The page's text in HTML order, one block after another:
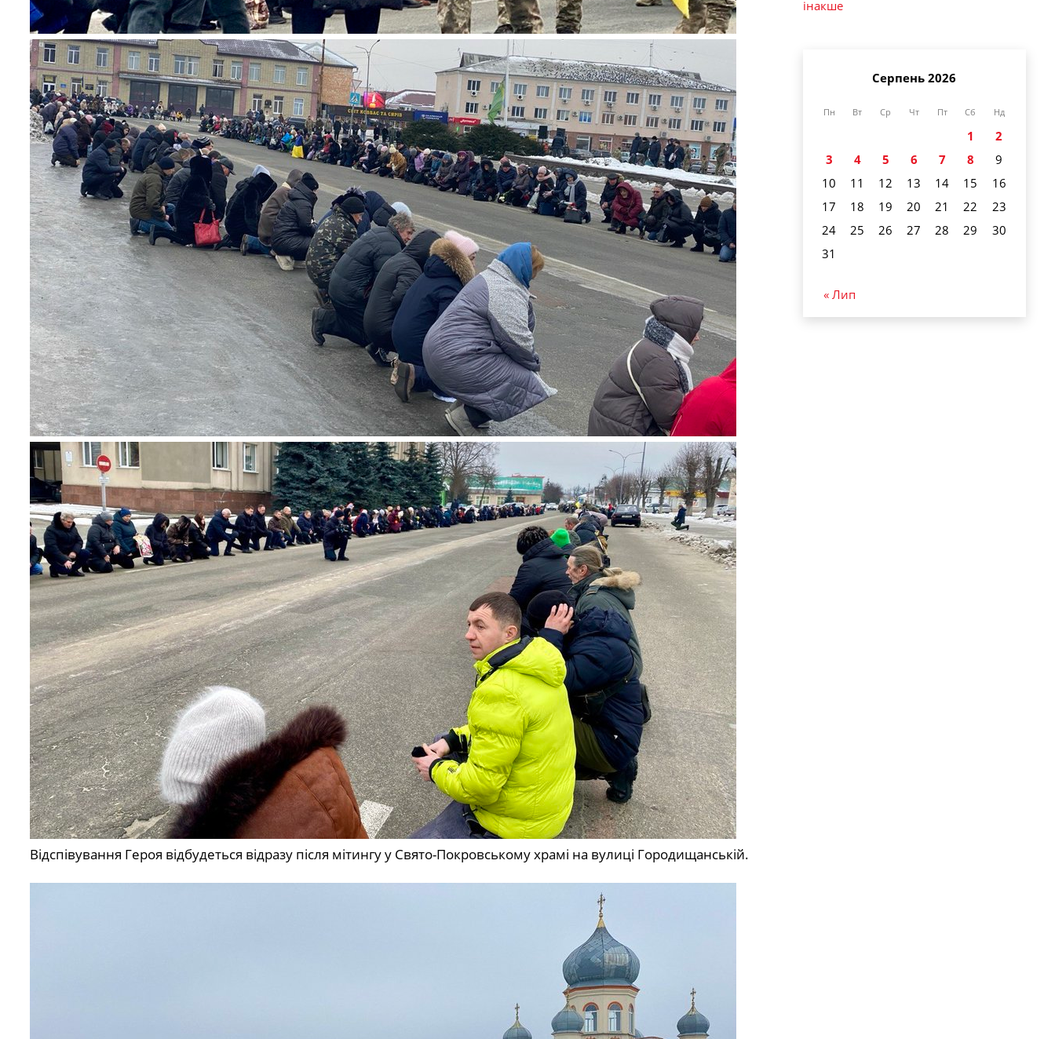
Відспівування Героя відбудеться відразу після мітингу у Свято-Покровському храмі на вулиці Городищанській.
інакше
Серпень 2026
Пн Вт Ср Чт Пт Сб Нд
1
2
3
4 5 6 7 8
9
10
11 12 13 14 15
16
17
18 19 20 21 22
23
24
25 26 27 28 29
30
31
« Лип